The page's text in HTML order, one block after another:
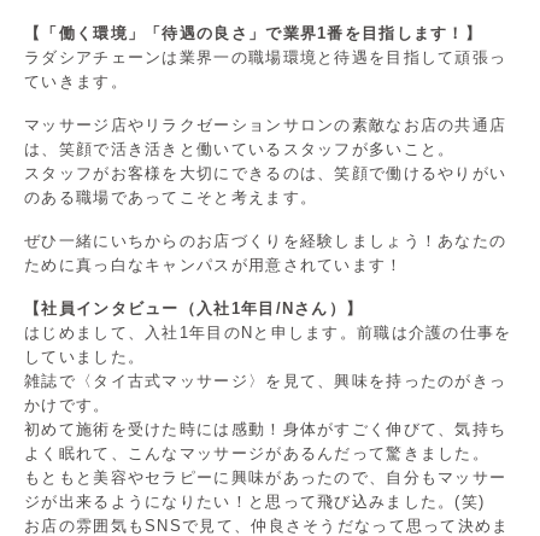
【「働く環境」「待遇の良さ」で業界1番を目指します！】
ラダシアチェーンは業界一の職場環境と待遇を目指して頑張っ
ていきます。
マッサージ店やリラクゼーションサロンの素敵なお店の共通店
は、笑顔で活き活きと働いているスタッフが多いこと。
スタッフがお客様を大切にできるのは、笑顔で働けるやりがい
のある職場であってこそと考えます。
ぜひ一緒にいちからのお店づくりを経験しましょう！あなたの
ために真っ白なキャンパスが用意されています！
【社員インタビュー（入社1年目/Nさん）】
はじめまして、入社1年目のNと申します。前職は介護の仕事を
していました。
雑誌で〈タイ古式マッサージ〉を見て、興味を持ったのがきっ
かけです。
初めて施術を受けた時には感動！身体がすごく伸びて、気持ち
よく眠れて、こんなマッサージがあるんだって驚きました。
もともと美容やセラピーに興味があったので、自分もマッサー
ジが出来るようになりたい！と思って飛び込みました。(笑)
お店の雰囲気もSNSで見て、仲良さそうだなって思って決めま